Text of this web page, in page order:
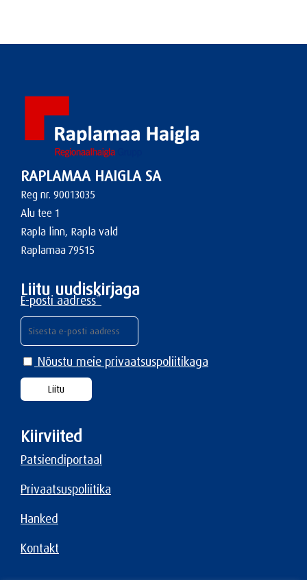
RAPLAMAA HAIGLA SA
Reg nr. 90013035
Alu tee 1
Rapla linn, Rapla vald
Raplamaa 79515
Liitu uudiskirjaga
E-posti aadress*
Nõustu meie privaatsuspoliitikaga
Kiirviited
Patsiendiportaal
Privaatsuspoliitika
Hanked
Kontakt